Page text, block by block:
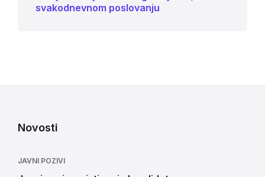
svakodnevnom poslovanju
Novosti
JAVNI POZIVI